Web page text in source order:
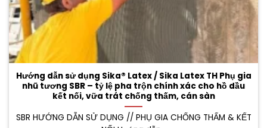
Hướng dẫn sử dụng Sika® Latex / Sika Latex TH Phụ gia
nhũ tương SBR – tỷ lệ pha trộn chính xác cho hồ dầu
kết nối, vữa trát chống thấm, cán sàn
SBR HƯỚNG DẪN SỬ DỤNG // PHỤ GIA CHỐNG THẤM & KẾT